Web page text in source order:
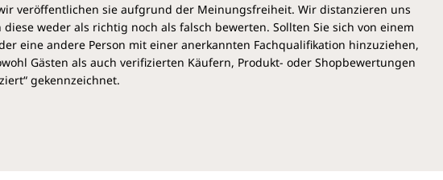
veröffentlichen sie aufgrund der Meinungsfreiheit. Wir distanzieren uns
weder als richtig noch als falsch bewerten. Sollten Sie sich von einem
eine andere Person mit einer anerkannten Fachqualifikation hinzuziehen,
Gästen als auch verifizierten Käufern, Produkt- oder Shopbewertungen
gekennzeichnet.